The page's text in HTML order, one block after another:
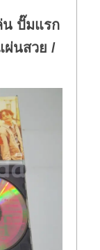
น ปั๊มแรก
ผ่นสวย /